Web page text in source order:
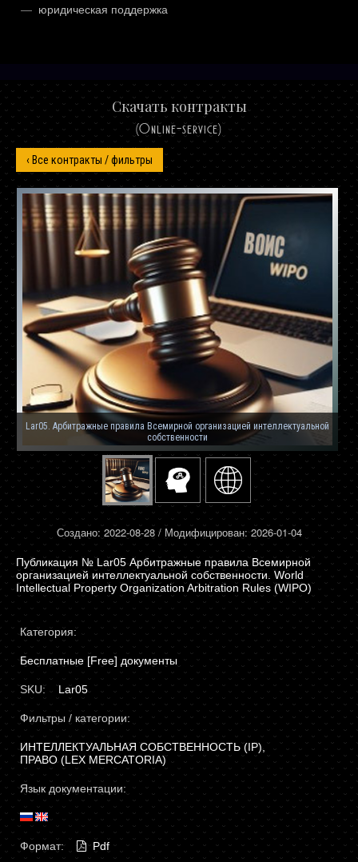
юридическая поддержка
Скачать контракты
(Online-service)
Lar05. Арбитражные правила Всемирной организацией интеллектуальной
собственности
Создано: 2022-08-28 / Модифицирован: 2026-01-04
Lar05 Арбитражные правила Всемирной
организацией интеллектуальной собственности. World
Intellectual Property Organization Arbitration Rules (WIPO)
Категория:
Бесплатные [Free] документы
SKU: Lar05
Фильтры / категории:
ИНТЕЛЛЕКТУАЛЬНАЯ СОБСТВЕННОСТЬ (IP),
ПРАВО (LEX MERCATORIA)
Язык документации:
Формат: Pdf